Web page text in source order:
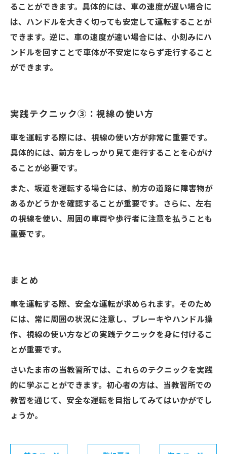
ることができます。具体的には、車の速度が遅い場合に
は、ハンドルを大きく切っても安定して運転することが
できます。逆に、車の速度が速い場合には、小刻みにハ
ンドルを回すことで車体が不安定にならず走行すること
ができます。
実践テクニック③：視線の使い方
車を運転する際には、視線の使い方が非常に重要です。
具体的には、前方をしっかり見て走行することを心がけ
ることが必要です。
また、坂道を運転する場合には、前方の道路に障害物が
あるかどうかを確認することが重要です。さらに、左右
の視線を使い、周囲の車両や歩行者に注意を払うことも
重要です。
まとめ
車を運転する際、安全な運転が求められます。そのため
には、常に周囲の状況に注意し、ブレーキやハンドル操
作、視線の使い方などの実践テクニックを身に付けるこ
とが重要です。
さいたま市の当教習所では、これらのテクニックを実践
的に学ぶことができます。初心者の方は、当教習所での
教習を通じて、安全な運転を目指してみてはいかがでし
ょうか。